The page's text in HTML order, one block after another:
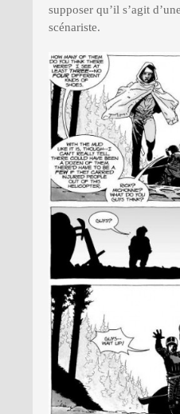
supposer qu’il s’agit
scénariste.